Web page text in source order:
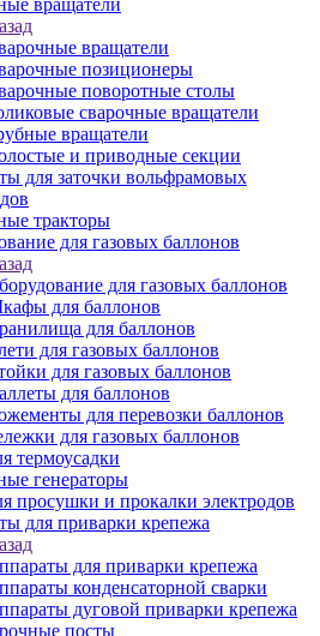
вращатели
вращатели
позиционеры
поворотные столы
сварочные вращатели
вращатели
и приводные секции
для заточки вольфрамовых
тракторы
для газовых баллонов
для газовых баллонов
для баллонов
для баллонов
для газовых баллонов
для газовых баллонов
для баллонов
для перевозки баллонов
для газовых баллонов
термоусадки
генераторы
просушки и прокалки электродов
для приварки крепежа
для приварки крепежа
конденсаторной сварки
дуговой приварки крепежа
посты